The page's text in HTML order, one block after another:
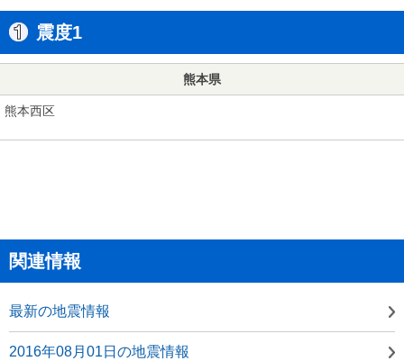
震度1
熊本県
熊本西区
関連情報
最新の地震情報
2016年08月01日の地震情報